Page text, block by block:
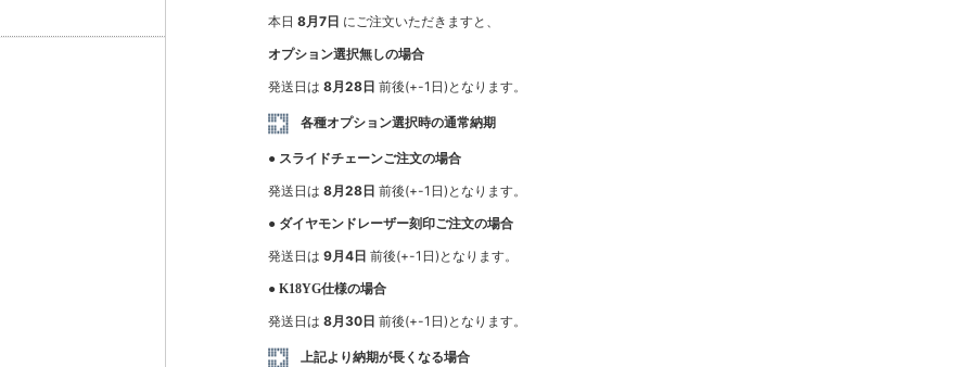
本日 8月7日 にご注文いただきますと、
オプション選択無しの場合
発送日は 8月28日 前後(+-1日)となります。
各種オプション選択時の通常納期
● スライドチェーンご注文の場合
発送日は 8月28日 前後(+-1日)となります。
● ダイヤモンドレーザー刻印ご注文の場合
発送日は 9月4日前後(+-1日)となります。
● K18YG仕様の場合
発送日は 8月30日前後(+-1日)となります。
上記より納期が長くなる場合